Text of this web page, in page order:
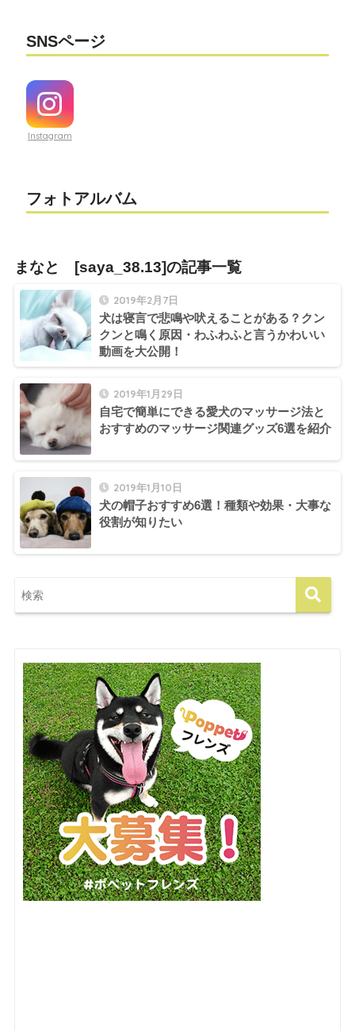
SNSページ
Instagram
フォトアルバム
まなと [saya_38.13]の記事一覧
2019年2月7日
犬は寝言で悲鳴や吠えることがある？クン
クンと鳴く原因・わふわふと言うかわいい
動画を大公開！
2019年1月29日
自宅で簡単にできる愛犬のマッサージ法と
おすすめのマッサージ関連グッズ6選を紹介
2019年1月10日
犬の帽子おすすめ6選！種類や効果・大事な
役割が知りたい